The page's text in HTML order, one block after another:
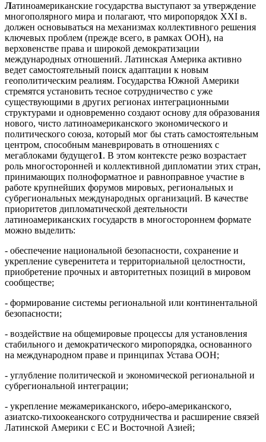
Латиноамериканские государства выступают за утверждение
многополярного мира и полагают, что миропорядок XXI в.
должен основываться на механизмах коллективного решения
ключевых проблем (прежде всего, в рамках ООН), на
верховенстве права и широкой демократизации
международных отношений. Латинская Америка активно
ведет самостоятельный поиск адаптации к новым
геополитическим реалиям. Государства Южной Америки
стремятся установить тесное сотрудничество с уже
существующими в других регионах интеграционными
структурами и одновременно создают основу для образования
нового, чисто латиноамериканского экономического и
политического союза, который мог бы стать самостоятельным
центром, способным маневрировать в отношениях с
мегаблоками будущего1. В этом контексте резко возрастает
роль многосторонней и коллективной дипломатии этих стран,
принимающих полноформатное и равноправное участие в
работе крупнейших форумов мировых, региональных и
субрегиональных международных организаций. В качестве
приоритетов дипломатической деятельности
латиноамериканских государств в многостороннем формате
можно выделить:
- обеспечение национальной безопасности, сохранение и
укрепление суверенитета и территориальной целостности,
приобретение прочных и авторитетных позиций в мировом
сообществе;
- формирование системы региональной или континентальной
безопасности;
- воздействие на общемировые процессы для установления
стабильного и демократического миропорядка, основанного
на международном праве и принципах Устава ООН;
- углубление политической и экономической региональной и
субрегиональной интеграции;
- укрепление межамериканского, иберо-американского,
азиатско-тихоокеанского сотрудничества и расширение связей
Латинской Америки с ЕС и Восточной Азией;